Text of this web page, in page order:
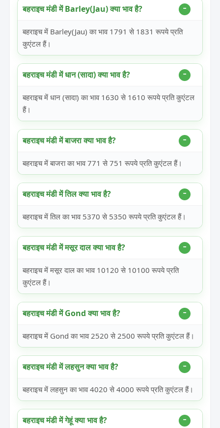
बहराइच मंडी में Barley(Jau) क्या भाव है?
बहराइच में Barley(Jau) का भाव 1791 से 1831 रूपये प्रति
कुएंटल हैं।
बहराइच मंडी में धान (सादा) क्या भाव है?
बहराइच में धान (सादा) का भाव 1630 से 1610 रूपये प्रति कुएंटल
हैं।
बहराइच मंडी में बाजरा क्या भाव है?
बहराइच में बाजरा का भाव 771 से 751 रूपये प्रति कुएंटल हैं।
बहराइच मंडी में तिल क्या भाव है?
बहराइच में तिल का भाव 5370 से 5350 रूपये प्रति कुएंटल हैं।
बहराइच मंडी में मसूर दाल क्या भाव है?
बहराइच में मसूर दाल का भाव 10120 से 10100 रूपये प्रति
कुएंटल हैं।
बहराइच मंडी में Gond क्या भाव है?
बहराइच में Gond का भाव 2520 से 2500 रूपये प्रति कुएंटल हैं।
बहराइच मंडी में लहसुन क्या भाव है?
बहराइच में लहसुन का भाव 4020 से 4000 रूपये प्रति कुएंटल हैं।
बहराइच मंडी में गेहूं क्या भाव है?